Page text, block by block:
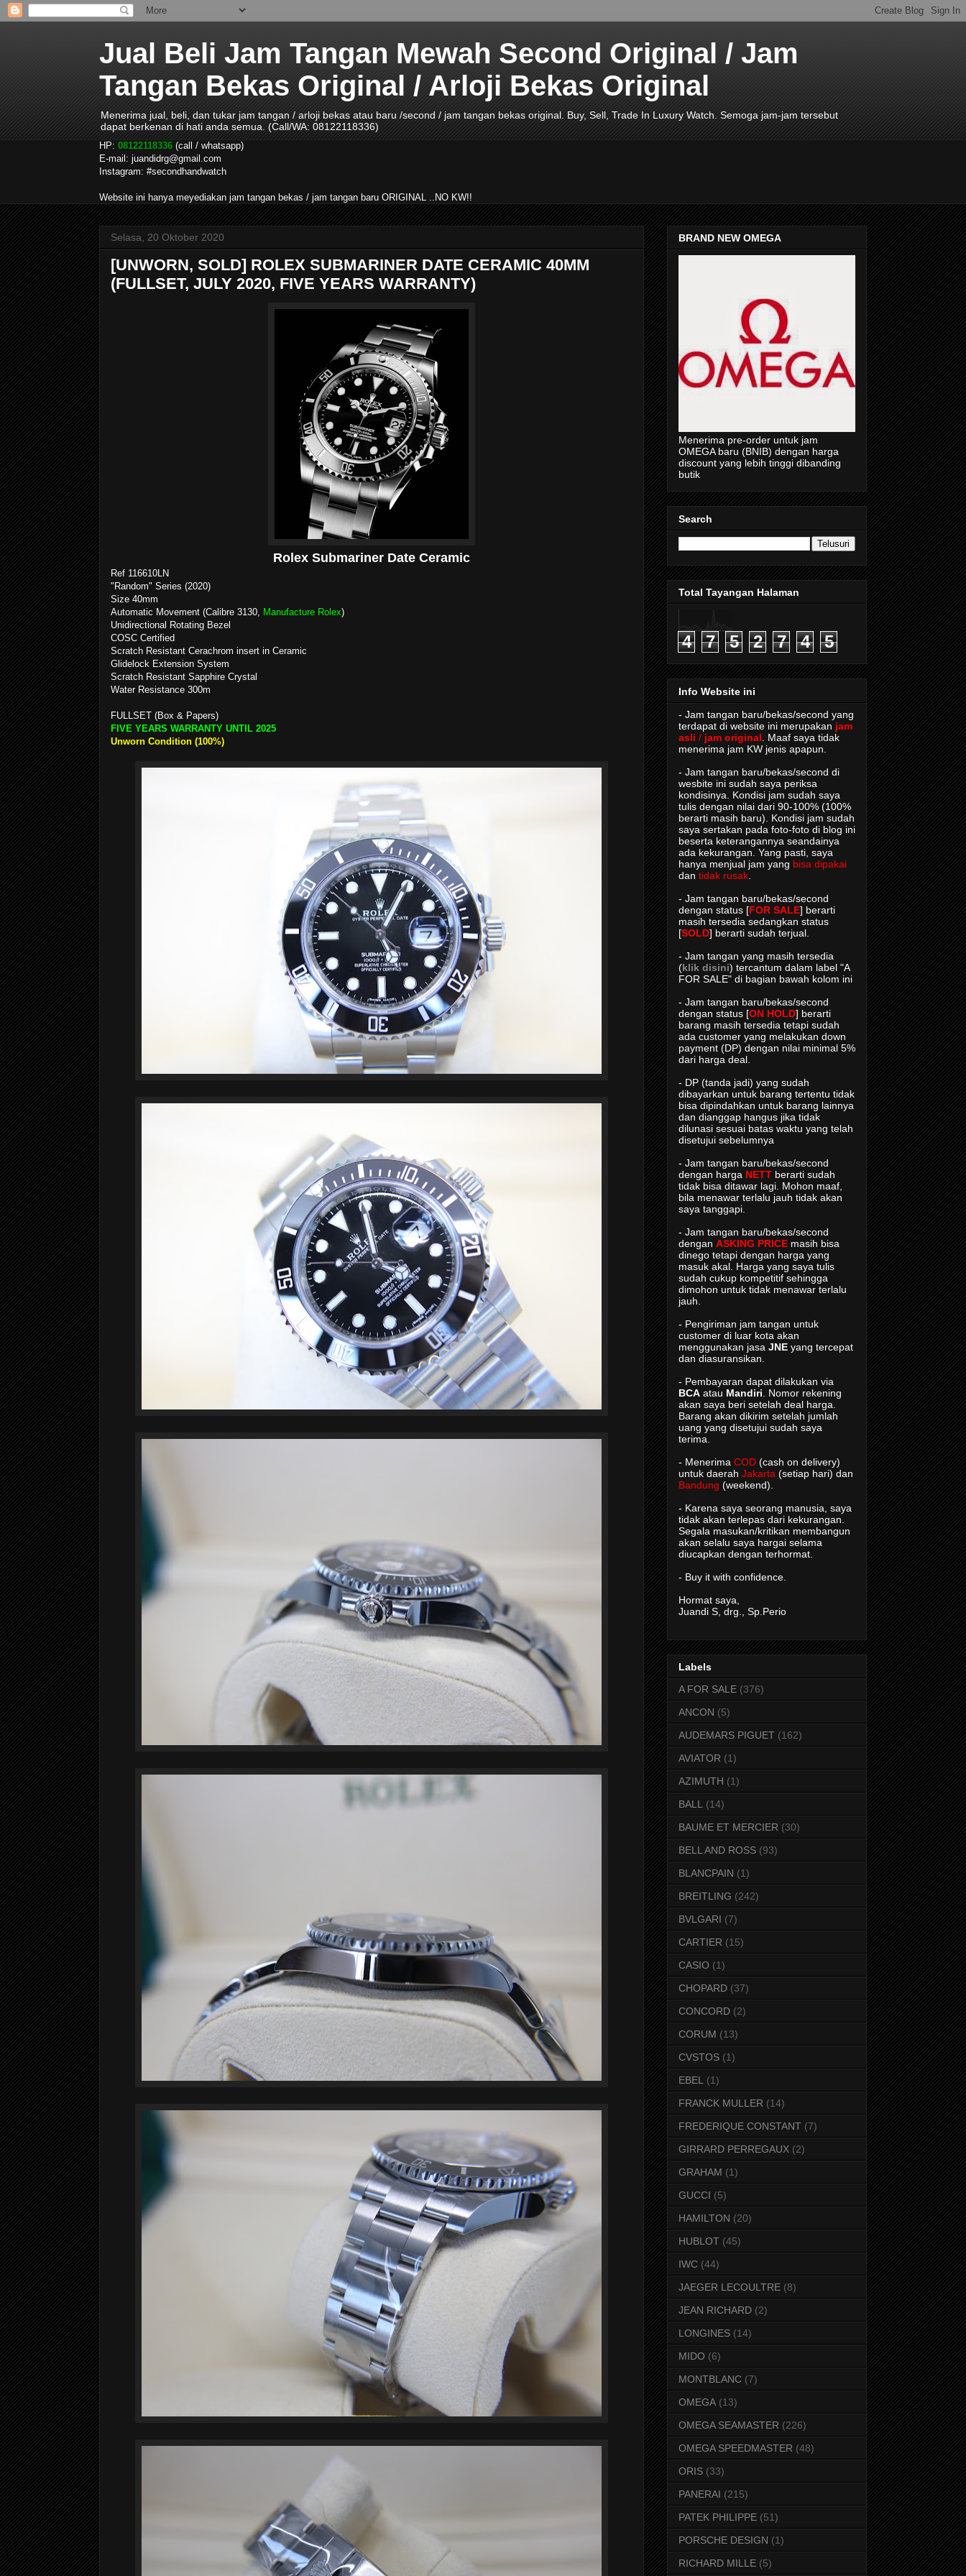
Jual Beli Jam Tangan Mewah Second Original / Jam
Tangan Bekas Original / Arloji Bekas Original
Menerima jual, beli, dan tukar jam tangan / arloji bekas atau baru /second / jam tangan bekas original. Buy, Sell, Trade In Luxury Watch. Semoga jam-jam tersebut
dapat berkenan di hati anda semua. (Call/WA: 08122118336)
HP: 08122118336 (call / whatsapp)
E-mail: juandidrg@gmail.com
Instagram: #secondhandwatch
Website ini hanya meyediakan jam tangan bekas / jam tangan baru ORIGINAL ..NO KW!!
Selasa, 20 Oktober 2020
[UNWORN, SOLD] ROLEX SUBMARINER DATE CERAMIC 40MM
(FULLSET, JULY 2020, FIVE YEARS WARRANTY)
Rolex Submariner Date Ceramic
Ref 116610LN
"Random" Series (2020)
Size 40mm
Automatic Movement (Calibre 3130, Manufacture Rolex)
Unidirectional Rotating Bezel
COSC Certified
Scratch Resistant Cerachrom insert in Ceramic
Glidelock Extension System
Scratch Resistant Sapphire Crystal
Water Resistance 300m
FULLSET (Box & Papers)
FIVE YEARS WARRANTY UNTIL 2025
Unworn Condition (100%)
BRAND NEW OMEGA
Menerima pre-order untuk jam
OMEGA baru (BNIB) dengan harga
discount yang lebih tinggi dibanding
butik
Search
Total Tayangan Halaman
4 7 5 2 7 4 5
Info Website ini
- Jam tangan baru/bekas/second yang
terdapat di website ini merupakan jam
asli / jam original . Maaf saya tidak
menerima jam KW jenis apapun.
- Jam tangan baru/bekas/second di
wesbite ini sudah saya periksa
kondisinya. Kondisi jam sudah saya
tulis dengan nilai dari 90-100% (100%
berarti masih baru). Kondisi jam sudah
saya sertakan pada foto-foto di blog ini
beserta keterangannya seandainya
ada kekurangan. Yang pasti, saya
hanya menjual jam yang bisa dipakai
dan tidak rusak
- Jam tangan baru/bekas/second
dengan status [FOR SALE] berarti
masih tersedia sedangkan status
[SOLD] berarti sudah terjual.
- Jam tangan yang masih tersedia
(klik disini) tercantum dalam label "A
FOR SALE" di bagian bawah kolom ini
- Jam tangan baru/bekas/second
dengan status [ON HOLD] berarti
barang masih tersedia tetapi sudah
ada customer yang melakukan down
payment (DP) dengan nilai minimal 5%
dari harga deal.
- DP (tanda jadi) yang sudah
dibayarkan untuk barang tertentu tidak
bisa dipindahkan untuk barang lainnya
dan dianggap hangus jika tidak
dilunasi sesuai batas waktu yang telah
disetujui sebelumnya
- Jam tangan baru/bekas/second
dengan harga NETT berarti sudah
tidak bisa ditawar lagi. Mohon maaf,
bila menawar terlalu jauh tidak akan
saya tanggapi.
- Jam tangan baru/bekas/second
dengan ASKING PRICE masih bisa
dinego tetapi dengan harga yang
masuk akal. Harga yang saya tulis
sudah cukup kompetitif sehingga
dimohon untuk tidak menawar terlalu
jauh.
- Pengiriman jam tangan untuk
customer di luar kota akan
menggunakan jasa JNE yang tercepat
dan diasuransikan.
- Pembayaran dapat dilakukan via
BCA atau Mandiri . Nomor rekening
akan saya beri setelah deal harga.
Barang akan dikirim setelah jumlah
uang yang disetujui sudah saya
terima.
- Menerima COD (cash on delivery)
untuk daerah Jakarta (setiap hari) dan
Bandung (weekend).
- Karena saya seorang manusia, saya
tidak akan terlepas dari kekurangan.
Segala masukan/kritikan membangun
akan selalu saya hargai selama
diucapkan dengan terhormat.
- Buy it with confidence.
Hormat saya,
Juandi S, drg., Sp.Perio
Labels
A FOR SALE (376)
ANCON (5)
AUDEMARS PIGUET (162)
AVIATOR (1)
AZIMUTH (1)
BALL
(14)
BAUME ET MERCIER (30)
BELL AND ROSS (93)
BLANCPAIN (1)
BREITLING (242)
BVLGARI (7)
CARTIER (15)
CASIO (1)
CHOPARD (37)
CONCORD (2)
CORUM (13)
CVSTOS (1)
EBEL
(1)
FRANCK MULLER (14)
FREDERIQUE CONSTANT (7)
GIRRARD PERREGAUX (2)
GRAHAM (1)
GUCCI (5)
HAMILTON (20)
HUBLOT (45)
IWC (44)
JAEGER LECOULTRE (8)
JEAN RICHARD (2)
LONGINES (14)
MIDO (6)
MONTBLANC (7)
OMEGA (13)
OMEGA SEAMASTER (226)
OMEGA SPEEDMASTER (48)
ORIS (33)
PANERAI (215)
PATEK PHILIPPE (51)
PORSCHE DESIGN (1)
RICHARD MILLE (5)